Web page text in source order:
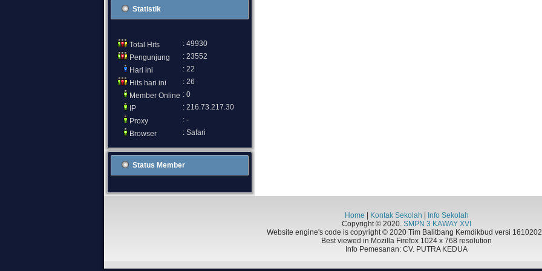
Statistik
Total Hits
: 49930
Pengunjung
: 23552
Hari ini
: 22
Hits hari ini
: 26
Member Online : 0
IP
: 216.73.217.30
Proxy
: -
Browser
: Safari
Status Member
Home Kontak Sekolah
Info Sekolah
Copyright © 2020. SMPN 3 KAWAY XVI
Website engine's code is copyright © 2020 Tim Balitbang Kemdikbud versi
Best viewed in Mozilla Firefox 1024 x 768 resolution
Info Pemesanan: CV. PUTRA KEDUA